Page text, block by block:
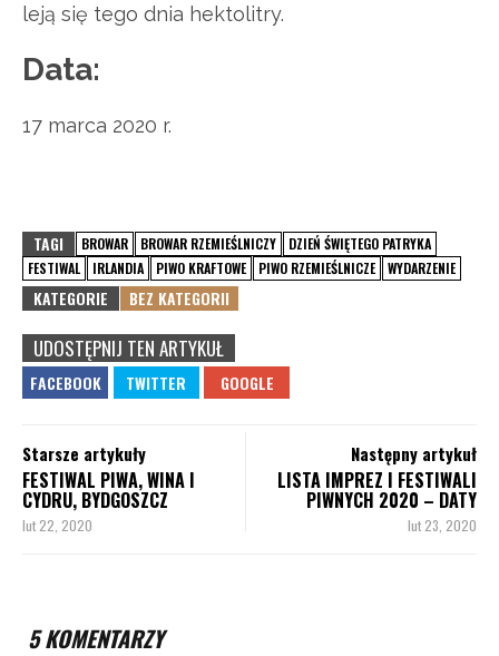
leją się tego dnia hektolitry.
Data:
17 marca 2020 r.
TAGI BROWAR BROWAR RZEMIEŚLNICZY
DZIEŃ ŚWIĘTEGO PATRYKA
FESTIWAL
IRLANDIA PIWO KRAFTOWE PIWO RZEMIEŚLNICZE WYDARZENIE
KATEGORIE BEZ KATEGORII
UDOSTĘPNIJ TEN ARTYKUŁ
Starsze artykuły
FESTIWAL PIWA, WINA I
CYDRU, BYDGOSZCZ
lut 22, 2020
Następny artykuł
LISTA IMPREZ I FESTIWALI
PIWNYCH 2020 – DATY
lut 23, 2020
5 KOMENTARZY